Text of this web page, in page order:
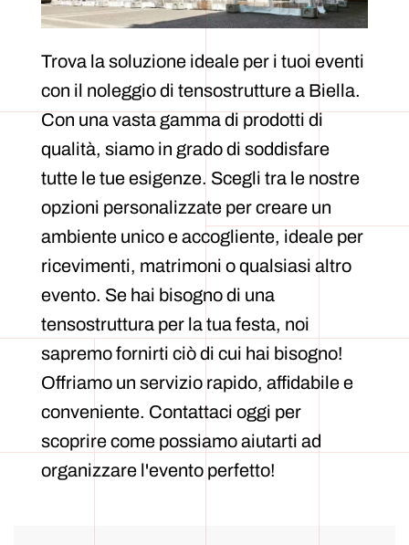
Trova la soluzione ideale per i tuoi eventi
con il noleggio di tensostrutture a Biella.
Con una vasta gamma di prodotti di
qualità, siamo in grado di soddisfare
tutte le tue esigenze. Scegli tra le nostre
opzioni personalizzate per creare un
ambiente unico e accogliente, ideale per
ricevimenti, matrimoni o qualsiasi altro
evento. Se hai bisogno di una
tensostruttura per la tua festa, noi
sapremo fornirti ciò di cui hai bisogno!
Offriamo un servizio rapido, affidabile e
conveniente. Contattaci oggi per
scoprire come possiamo aiutarti ad
organizzare l'evento perfetto!